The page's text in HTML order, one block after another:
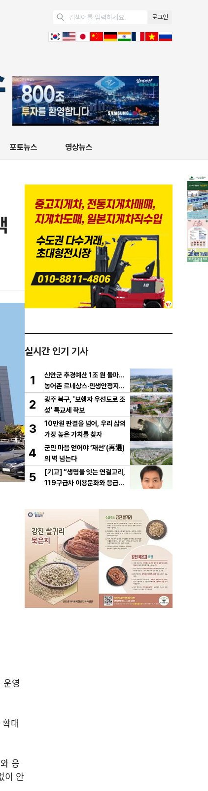
로그인
포토뉴스 영상뉴스
영
대
응
이 안
실시간 인기 기사
1
신안군 추경예산 1조 원 돌파…
농어촌 르네상스·민생안정지원
금 집중 편성
2
광주 북구, '보행자 우선도로 조
성' 특교세 확보
3
10만원 판결을 넘어, 우리 삶의
가장 높은 가치를 찾자
4
군민 마음 얻어야 ‘재선’(再選)
의 벽 넘는다
5
[기고] “생명을 잇는 연결고리,
119구급차 이용문화와 응급처